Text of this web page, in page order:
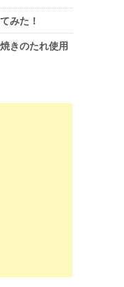
みた！
きのたれ使用